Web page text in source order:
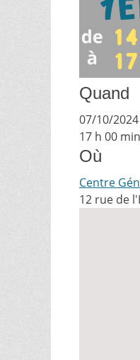
Quand
07/10/
17 h 00
Où
Centre
12 rue de